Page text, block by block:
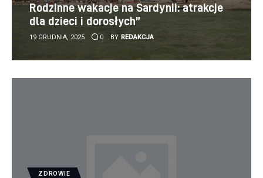
Rodzinne wakacje na Sardynii: atrakcje
dla dzieci i dorosłych”
19 GRUDNIA, 2025 0 BY REDAKCJA
ZDROWIE